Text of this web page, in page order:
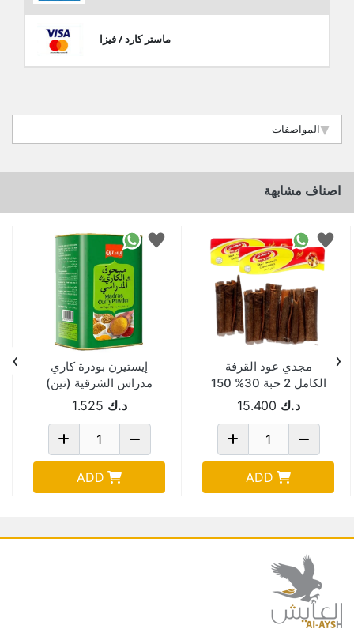
ماستر كارد / فيزا
المواصفات
اصناف مشابهة
مجدي عود القرفة
الكامل 2 حبة 30% 150
د.ك 15.400
ADD
إيستيرن بودرة كاري
مدراس الشرقية (تين)
400 جمد.ك 1.525
ADD
‹
›